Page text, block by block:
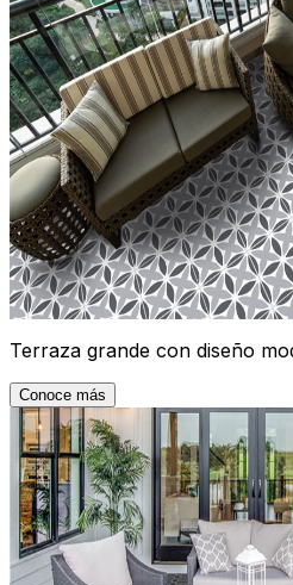
Terraza grande con diseño
Conoce más